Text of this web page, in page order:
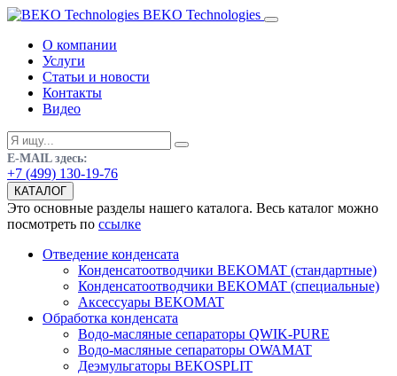
BEKO Technologies
О компании
Услуги
Статьи и новости
Контакты
Видео
E-MAIL здесь:
+7 (499) 130-19-76
КАТАЛОГ
Это основные разделы нашего каталога. Весь каталог можно
посмотреть по ссылке
Отведение конденсата
Конденсатоотводчики BEKOMAT (стандартные)
Конденсатоотводчики BEKOMAT (специальные)
Аксессуары BEKOMAT
Обработка конденсата
Водо-масляные сепараторы QWIK-PURE
Водо-масляные сепараторы OWAMAT
Деэмульгаторы BEKOSPLIT